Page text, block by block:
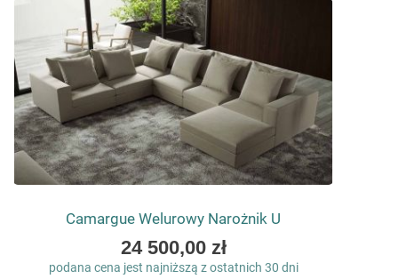
Camargue Welurowy Narożnik U
As
low
24 500,00 zł
podana cena jest najniższą z ostatnich 30 dni